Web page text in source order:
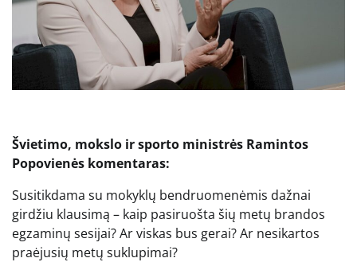
Švietimo, mokslo ir sporto ministrės Ramintos
Popovienės komentaras:
Susitikdama su mokyklų bendruomenėmis dažnai
girdžiu klausimą – kaip pasiruošta šių metų brandos
egzaminų sesijai? Ar viskas bus gerai? Ar nesikartos
praėjusių metų suklupimai?